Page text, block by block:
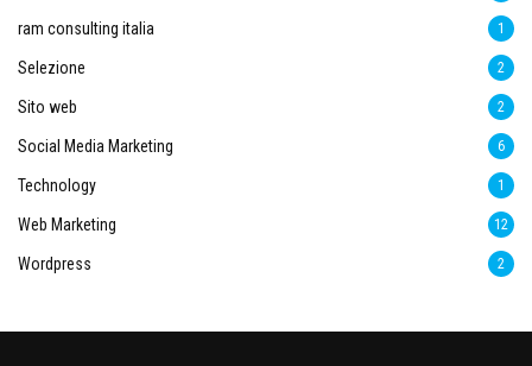
ram consulting italia 1
Selezione 2
Sito web 2
Social Media Marketing 6
Technology 1
Web Marketing 12
Wordpress 2